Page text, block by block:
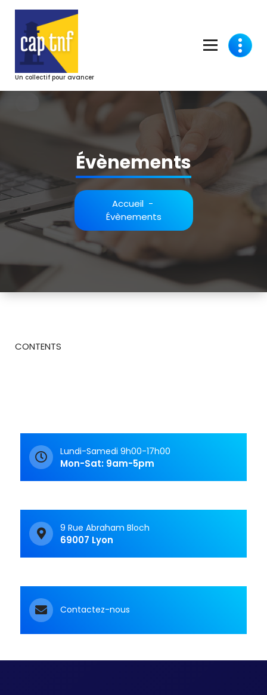
contenu
Un collectif pour avancer
Évènements
Accueil-
Évènements
CONTENTS
Lundi-Samedi 9h00-17h00
Mon-Sat: 9am-5pm
9 Rue Abraham Bloch
69007 Lyon
Contactez-nous